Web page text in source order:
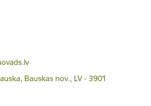
Bauskas nov., LV - 3901